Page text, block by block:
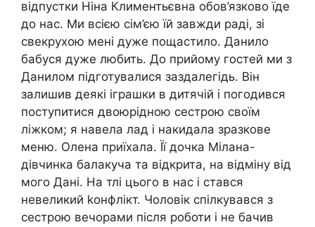
відпустки Ніна Климентьєвна обов’язково їде
до нас. Ми всією сім’єю їй завжди раді, зі
свекрухою мені дуже пощастило. Данило
бабуся дуже любить. До прийому гостей ми з
Данилом підготувалися заздалегідь. Він
залишив деякі іграшки в дитячій і погодився
поступитися двоюрідною сестрою своїм
ліжком; я навела лад і накидала зразкове
меню. Олена приїхала. Її дочка Мілана-
дівчинка балакуча та відкрита, на відміну від
мого Дані. На тлі цього в нас і стався
невеликий kонфлікт. Чоловік спілкувався з
сестрою вечорами після роботи і не бачив